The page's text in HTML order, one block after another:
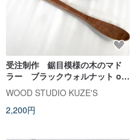
受注制作 鋸目模様の木のマド
ラー ブラックウォルナット or
チェリー
WOOD STUDIO KUZE'S
2,200円